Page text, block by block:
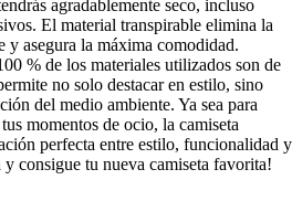
agradablemente seco, incluso
El material transpirable elimina la
y asegura la máxima comodidad.
% de los materiales utilizados son de
no solo destacar en estilo, sino
del medio ambiente. Ya sea para
momentos de ocio, la camiseta
perfecta entre estilo, funcionalidad y
consigue tu nueva camiseta favorita!